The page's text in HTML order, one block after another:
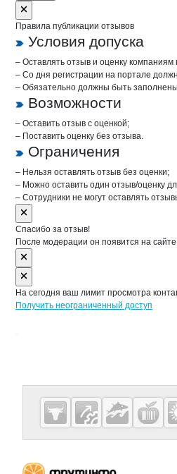
Правила публикации отзывов
Условия допуска
– Оставлять отзыв и оценку
– Со дня регистрации на портале
– Обязательно должны быть
Возможности
– Оставить отзыв с оценкой;
– Поставить оценку без отзыва.
Ограничения
– Нельзя оставлять отзыв без оценки;
– Можно оставить один отзыв/оценку
– Сотрудники не могут оставлять
Спасибо за отзыв!
После модерации он появится на
На сегодня ваш лимит просмотра
Получить неограниченный доступ
Дополнительная
Cсылки на полезные
Важные разделы и